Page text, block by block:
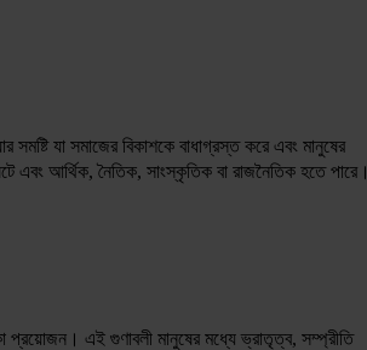
যা সমাজের বিকাশকে বাধাগ্রস্ত করে এবং মানুষের
এবং আর্থিক, নৈতিক, সাংস্কৃতিক বা রাজনৈতিক হতে পারে।
এই গুণাবলী মানুষের মধ্যে ভ্রাতৃত্ব, সম্প্রীতি